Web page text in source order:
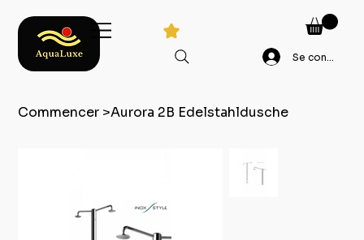
Se connecter
Commencer >Aurora 2B Edelstahldusche